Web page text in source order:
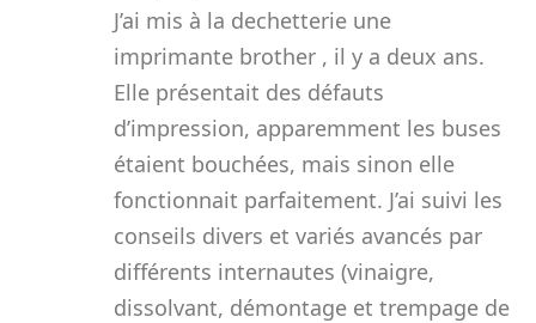
J’ai mis à la dechetterie une
imprimante brother , il y a deux ans.
Elle présentait des défauts
d’impression, apparemment les buses
étaient bouchées, mais sinon elle
fonctionnait parfaitement. J’ai suivi les
conseils divers et variés avancés par
différents internautes (vinaigre,
dissolvant, démontage et trempage de